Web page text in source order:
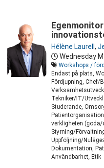
Hélène Laurell ,
Wednesday
Workshops /
Endast på plats,
Fördjupning, Chef/
Tekniker/IT/
Studerande,
verkligheten (goda/
Styrning/
Uppföljning/
Dokumentation,
Användbarhet, Etik